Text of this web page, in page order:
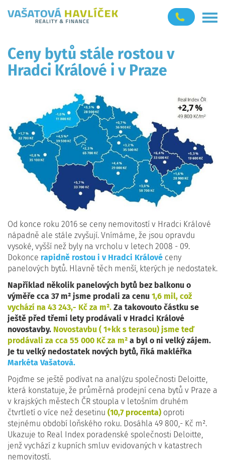
Ceny bytů stále rostou v
Hradci Králové i v Praze
Od konce roku 2016 se ceny nemovitostí v Hradci Králové
nápadně ale stále zvyšují. Vnímáme, že jsou opravdu
vysoké, vyšší než byly na vrcholu v letech 2008 - 09.
Dokonce rapidně rostou i v Hradci Králové ceny
panelových bytů. Hlavně těch menší, kterých je nedostatek.
Například několik panelových bytů bez balkonu o
výměře cca 37 m² jsme prodali za cenu 1,6 mil, což
vychází na 43 243,- Kč za m². Za takovouto částku se
ještě před třemi lety prodávali v Hradci Králové
novostavby. Novostavbu ( 1+kk s terasou) jsme teď
prodávali za cca 55 000 Kč za m² a byl o ni velký zájem.
Je tu velký nedostatek nových bytů, říká makléřka
Markéta Vašatová.
Pojďme se ještě podívat na analýzu společnosti Deloitte,
která konstatuje, že průměrná prodejní cena bytů v Praze a
v krajských městech ČR stoupla v letošním druhém
čtvrtletí o více než desetinu (10,7 procenta) oproti
stejnému období loňského roku. Dosáhla 49 800,- Kč m².
Ukazuje to Real Index poradenské společnosti Deloitte,
jenž vychází z kupních smluv evidovaných v katastrech
nemovitostí.